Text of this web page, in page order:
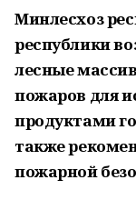
Минлесхоз
республики
лесные
пожаров для
продуктами
также
пожарной